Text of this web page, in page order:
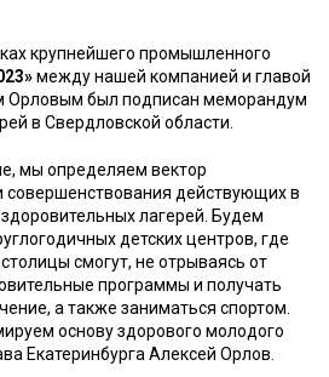
крупнейшего промышленного
между нашей компанией и главой
Орловым был подписан меморандум
в Свердловской области.
мы определяем вектор
совершенствования действующих в
лагерей. Будем
детских центров, где
смогут, не отрываясь от
программы и получать
а также заниматься спортом.
основу здорового молодого
Екатеринбурга Алексей Орлов.